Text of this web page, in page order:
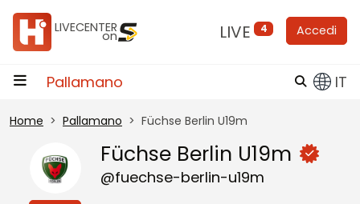
Vai al contenuto
LIVECENTER
on LIVE 4 Accedi
Pallamano IT
Home Pallamano Füchse Berlin U19m
Füchse Berlin U19m
@fuechse-berlin-u19m